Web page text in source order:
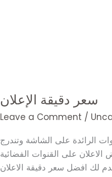
سعر دقيقة الإعلان
Leave a Comment /
الرائدة على الشاشة وتندرج
على القنوات الفضائية
الإعلان